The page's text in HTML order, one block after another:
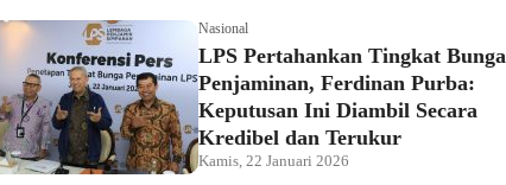
Nasional
LPS Pertahankan Tingkat Bunga
Penjaminan, Ferdinan Purba:
Keputusan Ini Diambil Secara
Kredibel dan Terukur
Kamis, 22 Januari 2026